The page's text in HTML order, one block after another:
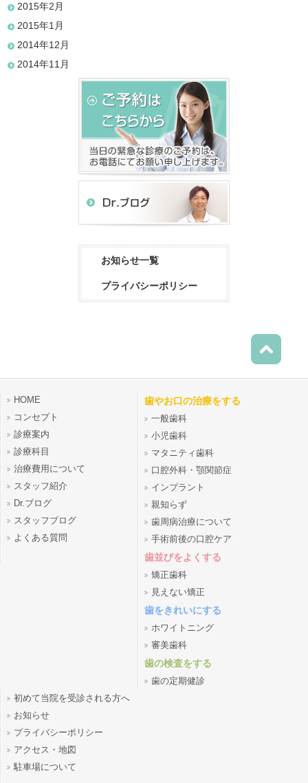
2015年2月
2015年1月
2014年12月
2014年11月
お知らせ一覧
プライバシーポリシー
HOME
コンセプト
診療案内
診療科目
治療費用について
スタッフ紹介
Dr.ブログ
スタッフブログ
よくある質問
歯やお口の治療をする
一般歯科
小児歯科
マタニティ歯科
口腔外科・顎関節症
インプラント
親知らず
歯周病治療について
手術前後の口腔ケア
歯並びをよくする
矯正歯科
見えない矯正
歯をきれいにする
ホワイトニング
審美歯科
歯の検査をする
歯の定期健診
初めて当院を受診される方へ
お知らせ
プライバシーポリシー
アクセス・地図
駐車場について